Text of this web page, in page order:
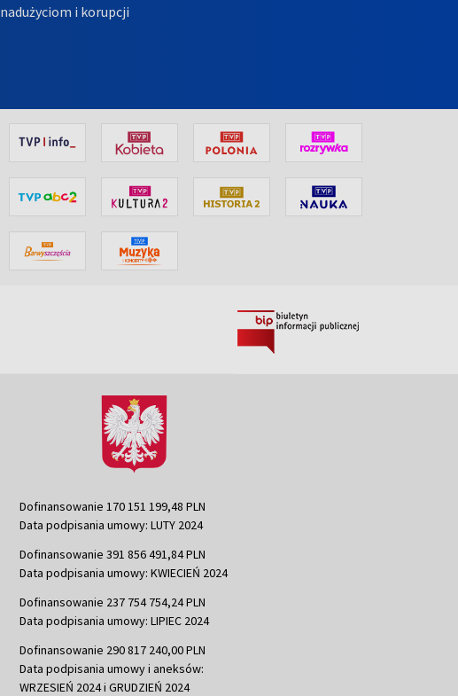
nadużyciom i korupcji
Dofinansowanie 170 151 199,48 PLN
Data podpisania umowy: LUTY 2024
Dofinansowanie 391 856 491,84 PLN
Data podpisania umowy: KWIECIEŃ 2024
Dofinansowanie 237 754 754,24 PLN
Data podpisania umowy: LIPIEC 2024
Dofinansowanie 290 817 240,00 PLN
Data podpisania umowy i aneksów:
WRZESIEŃ 2024 i GRUDZIEŃ 2024